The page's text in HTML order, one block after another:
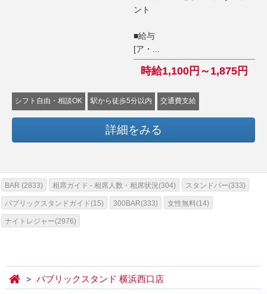
ント
■給与
[ア・...
時給1,100円～1,875円
シフト自由・相談OK 駅から徒歩5分以内 交通費支給
詳細をみる
BAR (2833) 相席ガイド - 相席人数・相席状況(304) スタンドバー(333)
パブリックスタンドガイド(15) 300BAR(333) 女性無料(14)
ナイトレジャー(2976)
パブリックスタンド 横浜西口店